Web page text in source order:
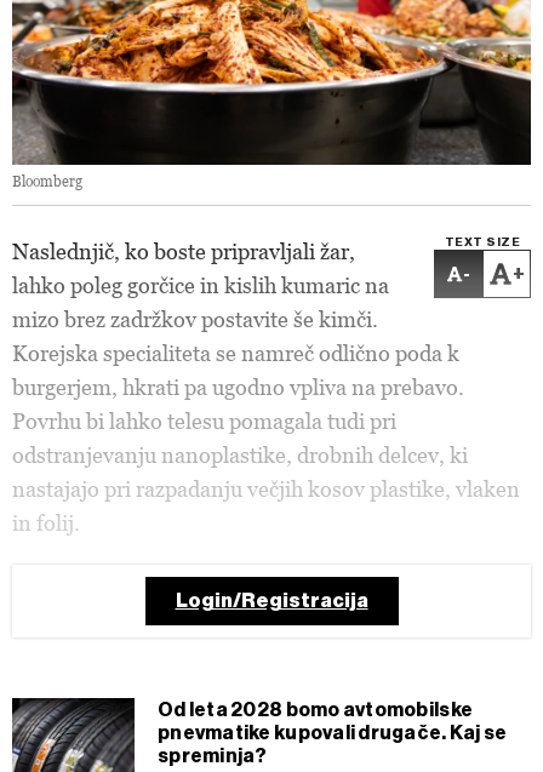
Bloomberg
TEXT SIZE
- +
Naslednjič, ko boste pripravljali žar,
lahko poleg gorčice in kislih kumaric na
mizo brez zadržkov postavite še kimči.
Korejska specialiteta se namreč odlično poda k
burgerjem, hkrati pa ugodno vpliva na prebavo.
Povrhu bi lahko telesu pomagala tudi pri
odstranjevanju nanoplastike, drobnih delcev, ki
nastajajo pri razpadanju večjih kosov plastike, vlaken
in folij.
Login/Registracija
Od leta 2028 bomo avtomobilske
pnevmatike kupovali drugače. Kaj se
spreminja?